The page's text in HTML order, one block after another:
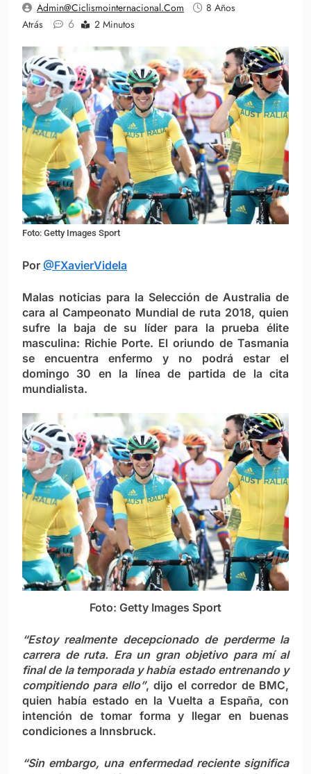
Admin@ciclismointernacional.com
8 Años
Atrás
6 2 Minutos
Foto: Getty Images Sport
Por @FXavierVidela
Malas noticias para la Selección de Australia de
cara al Campeonato Mundial de ruta 2018, quien
sufre la baja de su líder para la prueba élite
masculina: Richie Porte. El oriundo de Tasmania
se encuentra enfermo y no podrá estar el
domingo 30 en la línea de partida de la cita
mundialista.
Foto: Getty Images Sport
“Estoy realmente decepcionado de perderme la
carrera de ruta. Era un gran objetivo para mí al
final de la temporada y había estado entrenando y
compitiendo para ello”, dijo el corredor de BMC,
quien había estado en la Vuelta a España, con
intención de tomar forma y llegar en buenas
condiciones a Innsbruck.
“Sin embargo, una enfermedad reciente significa